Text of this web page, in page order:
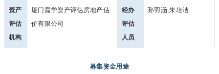
资产
评估
机构
厦门嘉学资产评估房地产估
价有限公司
经办
评估
人员
孙羽涵,朱培洁
募集资金用途